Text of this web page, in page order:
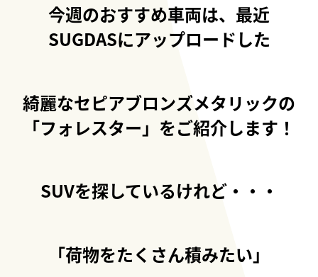
今週のおすすめ車両は、最近
SUGDASにアップロードした
綺麗なセピアブロンズメタリックの
「フォレスター」をご紹介します！
SUVを探しているけれど・・・
「荷物をたくさん積みたい」